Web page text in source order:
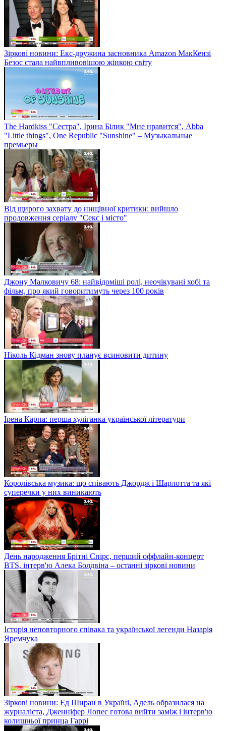
Зіркові новини: Екс-дружина засновника Amazon МакКензі
Безос стала найвпливовішою жінкою світу
The Hardkiss "Сестра", Ірина Білик "Мне нравится", Abba
"Little things", One Republic "Sunshine" – Музыкальные
премьеры
Від щирого захвату до нищівної критики: вийшло
продовження серіалу "Секс і місто"
Джону Малковичу 68: найвідоміші ролі, неочікувані хобі та
фільм, про який говоритимуть через 100 років
Ніколь Кідман знову планує всиновити дитину
Ірена Карпа: перша хуліганка української літератури
Королівська музика: що співають Джордж і Шарлотта та які
суперечки у них виникають
День народження Брітні Спірс, перший оффлайн-концерт
BTS, інтерв'ю Алека Болдвіна – останні зіркові новини
Історія неповторного співака та української легенди Назарія
Яремчука
Зіркові новини: Ед Ширан в Україні, Адель образилася на
журналіста, Дженніфер Лопес готова вийти заміж і інтерв'ю
колишньої принца Гаррі